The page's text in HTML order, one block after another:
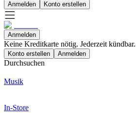
Anmelden Konto erstellen
Anmelden
Keine Kreditkarte nötig. Jederzeit kündbar.
Konto erstellen Anmelden
Durchsuchen
Musik
In-Store